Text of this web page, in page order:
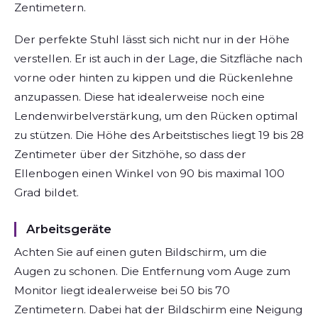
Zentimetern.
Der perfekte Stuhl lässt sich nicht nur in der Höhe
verstellen. Er ist auch in der Lage, die Sitzfläche nach
vorne oder hinten zu kippen und die Rückenlehne
anzupassen. Diese hat idealerweise noch eine
Lendenwirbelverstärkung, um den Rücken optimal
zu stützen. Die Höhe des Arbeitstisches liegt 19 bis 28
Zentimeter über der Sitzhöhe, so dass der
Ellenbogen einen Winkel von 90 bis maximal 100
Grad bildet.
Arbeitsgeräte
Achten Sie auf einen guten Bildschirm, um die
Augen zu schonen. Die Entfernung vom Auge zum
Monitor liegt idealerweise bei 50 bis 70
Zentimetern. Dabei hat der Bildschirm eine Neigung